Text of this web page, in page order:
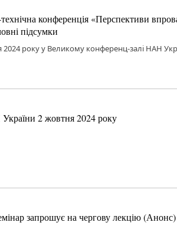
конференція «Перспективи
підсумки
2024 року у Великому конференц-залі НАН
2 жовтня 2024 року
запрошує на чергову лекцію (Анонс)